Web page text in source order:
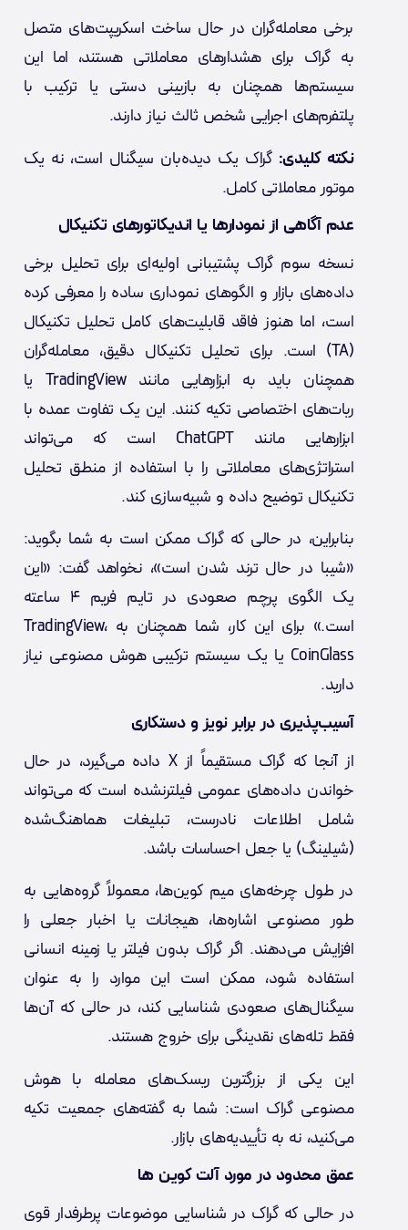
برخی معامله‌گران در حال ساخت اسکریپت‌های متصل
به گراک برای هشدارهای معاملاتی هستند، اما این
سیستم‌ها همچنان به بازبینی دستی یا ترکیب با
پلتفرم‌های اجرایی شخص ثالث نیاز دارند.
نکته کلیدی: گراک یک دیده‌بان سیگنال است، نه یک
موتور معاملاتی کامل.
عدم آگاهی از نمودارها یا اندیکاتورهای تکنیکال
نسخه سوم گراک پشتیبانی اولیه‌ای برای تحلیل برخی
داده‌های بازار و الگوهای نموداری ساده را معرفی کرده
است، اما هنوز فاقد قابلیت‌های کامل تحلیل تکنیکال
(TA) است. برای تحلیل تکنیکال دقیق، معامله‌گران
همچنان باید به ابزارهایی مانند TradingView یا
ربات‌های اختصاصی تکیه کنند. این یک تفاوت عمده با
ابزارهایی مانند ChatGPT است که می‌تواند
استراتژی‌های معاملاتی را با استفاده از منطق تحلیل
تکنیکال توضیح داده و شبیه‌سازی کند.
بنابراین، در حالی که گراک ممکن است به شما بگوید:
«شیبا در حال ترند شدن است»، نخواهد گفت: «این
یک الگوی پرچم صعودی در تایم فریم ۴ ساعته
است.» برای این کار، شما همچنان به TradingView،
CoinGlass یا یک سیستم ترکیبی هوش مصنوعی نیاز
دارید.
آسیب‌پذیری در برابر نویز و دستکاری
از آنجا که گراک مستقیماً از X داده می‌گیرد، در حال
خواندن داده‌های عمومی فیلترنشده است که می‌تواند
شامل اطلاعات نادرست، تبلیغات هماهنگ‌شده
(شیلینگ) یا جعل احساسات باشد.
در طول چرخه‌های میم کوین‌ها، معمولاً گروه‌هایی به
طور مصنوعی اشاره‌ها، هیجانات یا اخبار جعلی را
افزایش می‌دهند. اگر گراک بدون فیلتر یا زمینه انسانی
استفاده شود، ممکن است این موارد را به عنوان
سیگنال‌های صعودی شناسایی کند، در حالی که آن‌ها
فقط تله‌های نقدینگی برای خروج هستند.
این یکی از بزرگترین ریسک‌های معامله با هوش
مصنوعی گراک است: شما به گفته‌های جمعیت تکیه
می‌کنید، نه به تأییدیه‌های بازار.
عمق محدود در مورد آلت کوین ها
در حالی که گراک در شناسایی موضوعات پرطرفدار قوی